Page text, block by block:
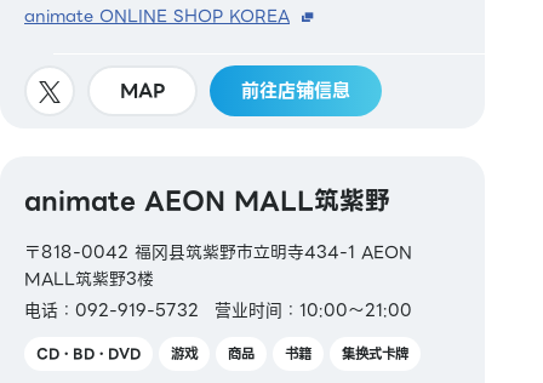
animate ONLINE SHOP KOREA
MAP 前往店铺信息
animate AEON MALL筑紫野
〒818-0042 福冈县筑紫野市立明寺434-1 AEON
MALL筑紫野3楼
电话：092-919-5732
营业时间：10:00～21:00
CD・BD・DVD 游戏 商品 书籍 集换式卡牌